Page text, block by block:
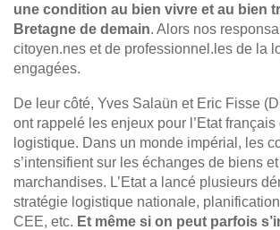
une condition au bien vivre et au bien
Bretagne de demain. Alors nos
citoyen.nes et de professionnel.les de la
engagées.
De leur côté, Yves Salaün et Eric Fisse
ont rappelé les enjeux pour l’Etat
logistique. Dans un monde impérial, les
s’intensifient sur les échanges de biens
marchandises. L’Etat a lancé plusieurs
stratégie logistique nationale,
CEE, etc. Et même si on peut parfois